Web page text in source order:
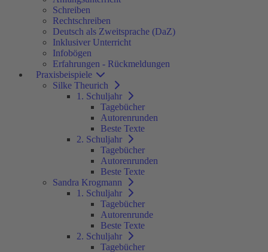
Schreiben
Rechtschreiben
Deutsch als Zweitsprache (DaZ)
Inklusiver Unterricht
Infobögen
Erfahrungen - Rückmeldungen
Praxisbeispiele
Silke Theurich
1. Schuljahr
Tagebücher
Autorenrunden
Beste Texte
2. Schuljahr
Tagebücher
Autorenrunden
Beste Texte
Sandra Krogmann
1. Schuljahr
Tagebücher
Autorenrunde
Beste Texte
2. Schuljahr
Tagebücher